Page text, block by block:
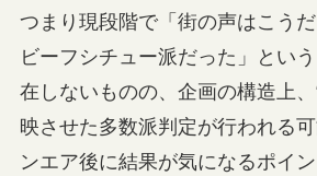
つまり現段階で「街の声はこう
ビーフシチュー派だった」とい
在しないものの、企画の構造上、
映させた多数派判定が行われる
ンエア後に結果が気になるポイン